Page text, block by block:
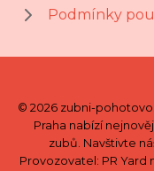
Podmínky
© 2026 zubni-
Praha nabízí
zubů. Navštivte
Provozovatel: PR Yard